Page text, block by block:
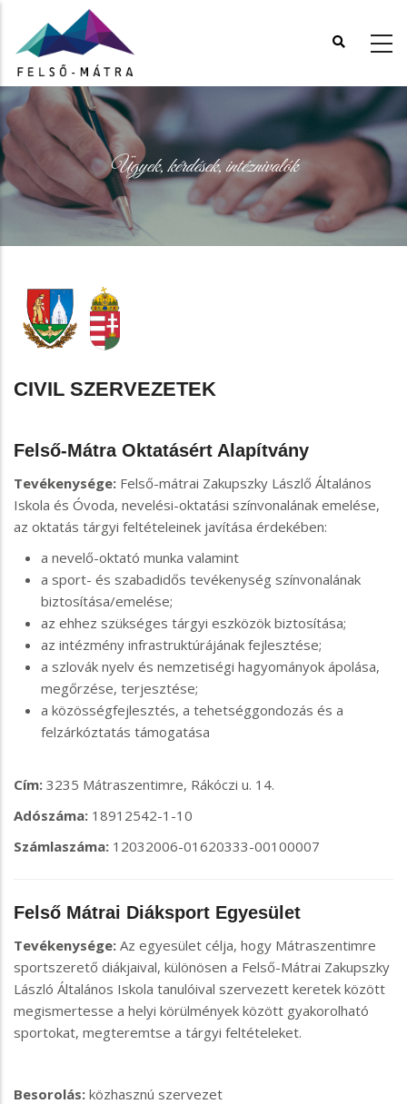
tartalomra
Ügyek, kérdések, intéznivalók
CIVIL SZERVEZETEK
Felső-Mátra Oktatásért Alapítvány
Tevékenysége: Felső-mátrai Zakupszky Lászlő Általános
Iskola és Óvoda, nevelési-oktatási színvonalának emelése,
az oktatás tárgyi feltételeinek javítása érdekében:
a nevelő-oktató munka valamint
a sport- és szabadidős tevékenység színvonalának
biztosítása/emelése;
az ehhez szükséges tárgyi eszközök biztosítása;
az intézmény infrastruktúrájának fejlesztése;
a szlovák nyelv és nemzetiségi hagyományok ápolása,
megőrzése, terjesztése;
a közösségfejlesztés, a tehetséggondozás és a
felzárkóztatás támogatása
Cím: 3235 Mátraszentimre, Rákóczi u. 14.
Adószáma: 18912542-1-10
Számlaszáma: 12032006-01620333-00100007
Felső Mátrai Diáksport Egyesület
Tevékenysége: Az egyesület célja, hogy Mátraszentimre
sportszerető diákjaival, különösen a Felső-Mátrai Zakupszky
László Általános Iskola tanulóival szervezett keretek között
megismertesse a helyi körülmények között gyakorolható
sportokat, megteremtse a tárgyi feltételeket.
Besorolás: közhasznú szervezet